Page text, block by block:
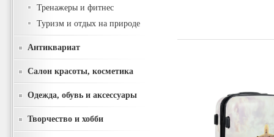
Тренажеры и фитнес
Туризм и отдых на природе
Антиквариат
Салон красоты, косметика
Одежда, обувь и аксессуары
Творчество и хобби